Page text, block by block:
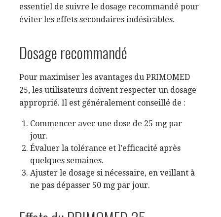
essentiel de suivre le dosage recommandé pour
éviter les effets secondaires indésirables.
Dosage recommandé
Pour maximiser les avantages du PRIMOMED
25, les utilisateurs doivent respecter un dosage
approprié. Il est généralement conseillé de :
Commencer avec une dose de 25 mg par
jour.
Évaluer la tolérance et l’efficacité après
quelques semaines.
Ajuster le dosage si nécessaire, en veillant à
ne pas dépasser 50 mg par jour.